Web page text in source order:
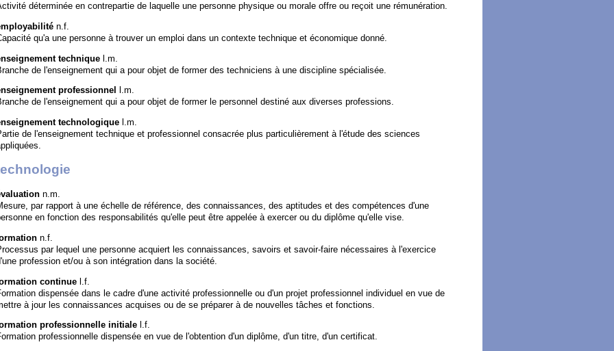
déterminée en contrepartie de laquelle une personne physique ou morale offre ou reçoit une rémunération.
n.f.
qu'a une personne à trouver un emploi dans un contexte technique et économique donné.
technique l.m.
de l'enseignement qui a pour objet de former des techniciens à une discipline spécialisée.
professionnel
l.m.
de l'enseignement qui a pour objet de former le personnel destiné aux diverses professions.
technologique l.m.
de l'enseignement technique et professionnel consacrée plus particulièrement à l'étude des sciences
n.m.
par rapport à une échelle de référence, des connaissances, des aptitudes et des compétences d'une
en fonction des responsabilités qu'elle peut être appelée à exercer ou du diplôme qu'elle vise.
n.f.
par lequel une personne acquiert les connaissances, savoirs et savoir-faire nécessaires à l'exercice
profession et/ou à son intégration dans la société.
continue l.f.
dispensée dans le cadre d'une activité professionnelle ou d'un projet professionnel individuel en vue de
à jour les connaissances acquises ou de se préparer à de nouvelles tâches et fonctions.
professionnelle initiale l.f.
professionnelle dispensée en vue de l'obtention d'un diplôme, d'un titre, d'un certificat.